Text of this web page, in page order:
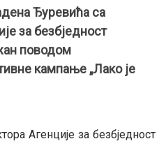
Ђуревића са
за безбједност
поводом
кампање „Лако је
Агенције за безбједност